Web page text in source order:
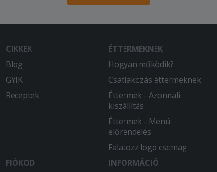
CIKKEK
Blog
GYIK
Receptek
ÉTTERMEKNEK
Hogyan működik?
Csatlakozás éttermeknek
Éttermek - Azonnali
kiszállítás
Éttermek - Menü
előrendelés
Falatozz logó csomag
FIÓKOD
INFORMÁCIÓ